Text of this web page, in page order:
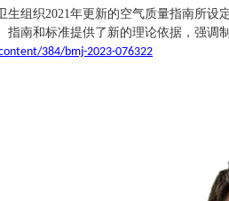
生组织2021年更新的空气质量指南所设
指南和标准提供了新的理论依据，强调
384/bmj-2023-076322